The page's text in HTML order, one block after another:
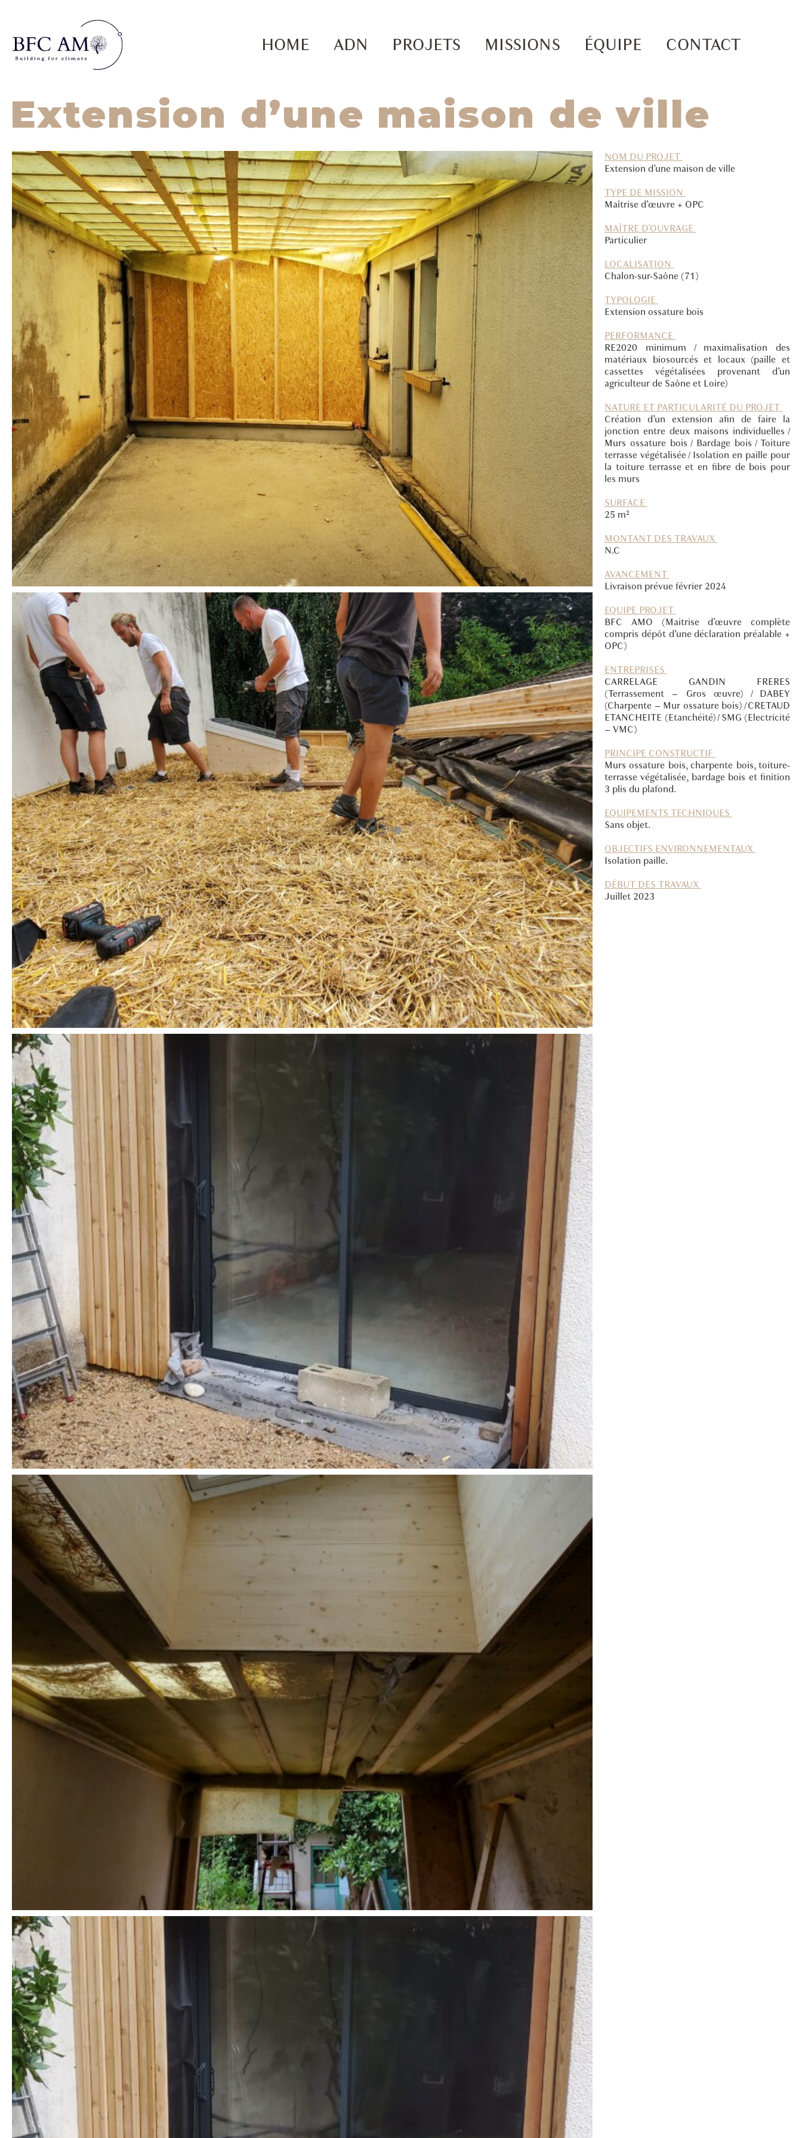
HOME ADN PROJETS MISSIONS ÉQUIPE CONTACT
Extension d’une maison de ville
NOM DU PROJET
Extension d’une maison de ville
TYPE DE MISSION
Maîtrise d’œuvre + OPC
MAÎTRE D'OUVRAGE
Particulier
LOCALISATION
Chalon-sur-Saône (71)
TYPOLOGIE
Extension ossature bois
PERFORMANCE
RE2020 minimum / maximalisation des
matériaux biosourcés et locaux (paille et
cassettes végétalisées provenant d’un
agriculteur de Saône et Loire)
NATURE ET PARTICULARITÉ DU PROJET
Création d’un extension afin de faire la
jonction entre deux maisons individuelles /
Murs ossature bois / Bardage bois / Toiture
terrasse végétalisée / Isolation en paille pour
la toiture terrasse et en fibre de bois pour
les murs
SURFACE
25 m²
MONTANT DES TRAVAUX
N.C
AVANCEMENT
Livraison prévue février 2024
EQUIPE PROJET
BFC AMO (Maitrise d’œuvre complète
compris dépôt d’une déclaration préalable +
OPC)
ENTREPRISES
CARRELAGE GANDIN FRERES
(Terrassement – Gros œuvre) / DABEY
(Charpente – Mur ossature bois) / CRETAUD
ETANCHEITE (Etanchéité) / SMG (Electricité
– VMC)
PRINCIPE CONSTRUCTIF
Murs ossature bois, charpente bois, toiture-
terrasse végétalisée, bardage bois et finition
3 plis du plafond.
EQUIPEMENTS TECHNIQUES
Sans objet.
OBJECTIFS ENVIRONNEMENTAUX
Isolation paille.
DÉBUT DES TRAVAUX
Juillet 2023